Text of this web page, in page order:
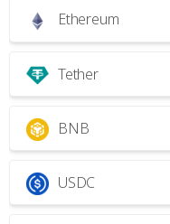
Ethereum
Tether
BNB
USDC